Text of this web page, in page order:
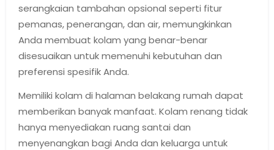
serangkaian tambahan opsional seperti fitur
pemanas, penerangan, dan air, memungkinkan
Anda membuat kolam yang benar-benar
disesuaikan untuk memenuhi kebutuhan dan
preferensi spesifik Anda.
Memiliki kolam di halaman belakang rumah dapat
memberikan banyak manfaat. Kolam renang tidak
hanya menyediakan ruang santai dan
menyenangkan bagi Anda dan keluarga untuk